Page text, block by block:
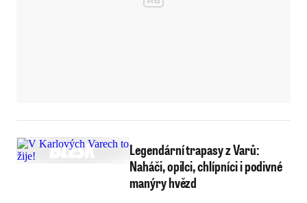
Legendární trapasy z Varů:
Naháči, opilci, chlípníci i podivné
manýry hvězd